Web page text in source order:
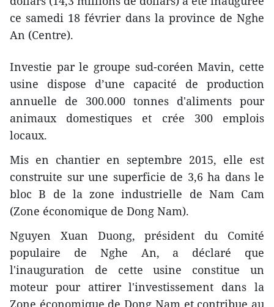
ce samedi 18 février dans la province de Nghe
An (Centre).
Investie par le groupe sud-coréen Mavin, cette
usine dispose d’une capacité de production
annuelle de 300.000 tonnes d'aliments pour
animaux domestiques et crée 300 emplois
locaux.
Mis en chantier en septembre 2015, elle est
construite sur une superficie de 3,6 ha dans le
bloc B de la zone industrielle de Nam Cam
(Zone économique de Dong Nam).
Nguyen Xuan Duong, président du Comité
populaire de Nghe An, a déclaré que
l'inauguration de cette usine constitue un
moteur pour attirer l'investissement dans la
Zone économique de Dong Nam et contribue au